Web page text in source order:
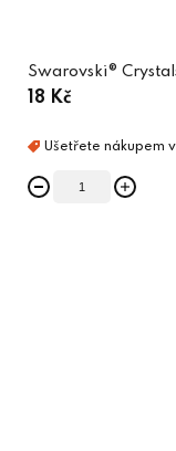
Swarovski®
18 Kč